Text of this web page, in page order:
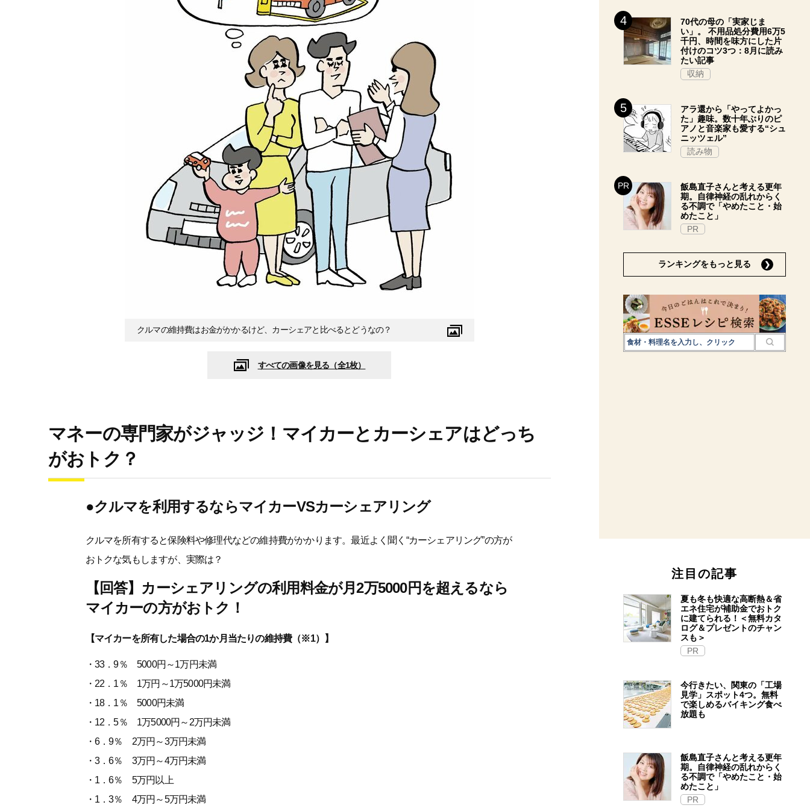
クルマの維持費はお金がかかるけど、カーシェアと比べるとどうなの？
すべての画像を見る（全1枚）
マネーの専門家がジャッジ！マイカーとカーシェアはどっち
がおトク？
●クルマを利用するならマイカーVSカーシェアリング
クルマを所有すると保険料や修理代などの維持費がかかります。最近よく聞く“カーシェアリング”の方が
おトクな気もしますが、実際は？
【回答】カーシェアリングの利用料金が月2万5000円を超えるなら
マイカーの方がおトク！
【マイカーを所有した場合の1か月当たりの維持費（※1）】
・33．9％ 5000円～1万円未満
・22．1％ 1万円～1万5000円未満
・18．1％ 5000円未満
・12．5％ 1万5000円～2万円未満
・6．9％ 2万円～3万円未満
・3．6％ 3万円～4万円未満
・1．6％ 5万円以上
・1．3％ 4万円～5万円未満
70代の母の「実家じま
い」。 不用品処分費用6万5
千円、時間を味方にした片
付けのコツ3つ：8月に読み
たい記事
収納
アラ還から「やってよかっ
た」趣味。数十年ぶりのピ
アノと音楽家も愛する“シュ
ニッツェル”
読み物
飯島直子さんと考える更年
期。自律神経の乱れからく
る不調で「やめたこと・始
めたこと」
PR
ランキングをもっと見る
注目の記事
夏も冬も快適な高断熱＆省
エネ住宅が補助金でおトク
に建てられる！＜無料カタ
ログ＆プレゼントのチャン
スも＞
PR
今行きたい、関東の「工場
見学」スポット4つ。無料
で楽しめるバイキング食べ
放題も
飯島直子さんと考える更年
期。自律神経の乱れからく
る不調で「やめたこと・始
めたこと」
PR